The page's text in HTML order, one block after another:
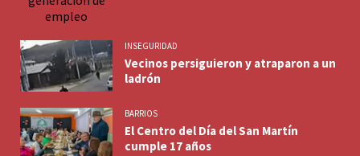
INSEGURIDAD
Vecinos persiguieron y atraparon a un
ladrón
BARRIOS
El Centro del Día del San Martín
cumple 17 años